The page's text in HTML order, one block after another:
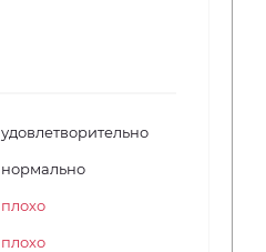
удовлетворительно
нормально
плохо
плохо